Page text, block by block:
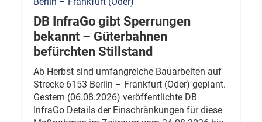
DB InfraGo gibt Sperrungen
bekannt – Güterbahnen
befürchten Stillstand
Ab Herbst sind umfangreiche Bauarbeiten auf
Strecke 6153 Berlin – Frankfurt (Oder) geplant.
Gestern (06.08.2026) veröffentlichte DB
InfraGo Details der Einschränkungen für diese